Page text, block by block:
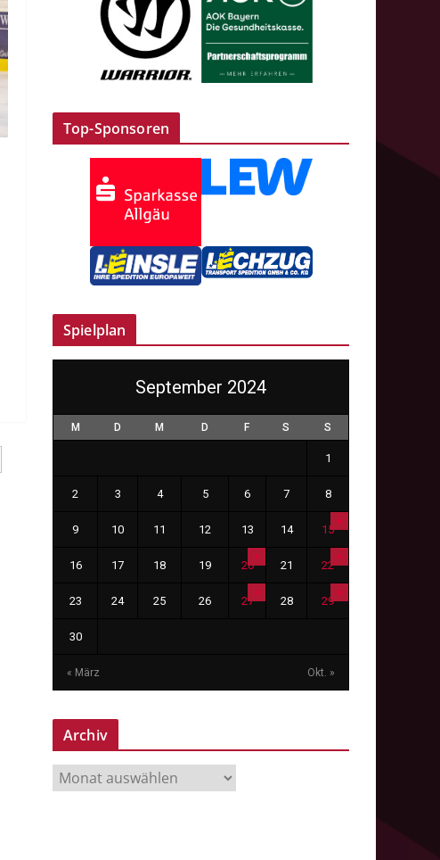
Top-Sponsoren
Spielplan
September 2024
M D M D F S S
« März Okt. »
1
2 3 4 5 6 7 8
9 10 11 12 13 14 15
16 17 18 19 20 21 22
23 24 25 26 27 28 29
30
Archiv